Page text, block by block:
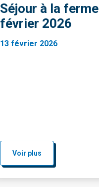
Séjour à la ferme
février 2026
13 février 2026
Voir plus